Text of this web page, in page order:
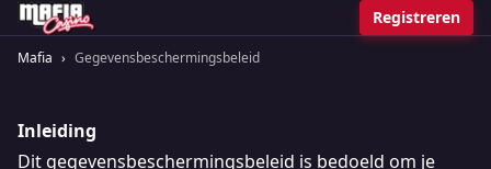
Registreren
Mafia › Gegevensbeschermingsbeleid
Inleiding
Dit gegevensbeschermingsbeleid is bedoeld om je